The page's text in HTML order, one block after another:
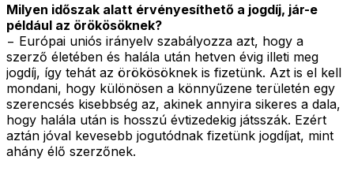
Milyen időszak alatt érvényesíthető a jogdíj, jár-e
például az örökösöknek?
− Európai uniós irányelv szabályozza azt, hogy a
szerző életében és halála után hetven évig illeti meg
jogdíj, így tehát az örökösöknek is fizetünk. Azt is el kell
mondani, hogy különösen a könnyűzene területén egy
szerencsés kisebbség az, akinek annyira sikeres a dala,
hogy halála után is hosszú évtizedekig játsszák. Ezért
aztán jóval kevesebb jogutódnak fizetünk jogdíjat, mint
ahány élő szerzőnek.